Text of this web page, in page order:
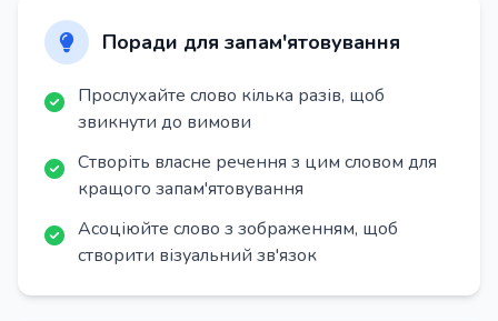
Поради для запам'ятовування
Прослухайте слово кілька разів, щоб
звикнути до вимови
Створіть власне речення з цим словом для
кращого запам'ятовування
Асоціюйте слово з зображенням, щоб
створити візуальний зв'язок